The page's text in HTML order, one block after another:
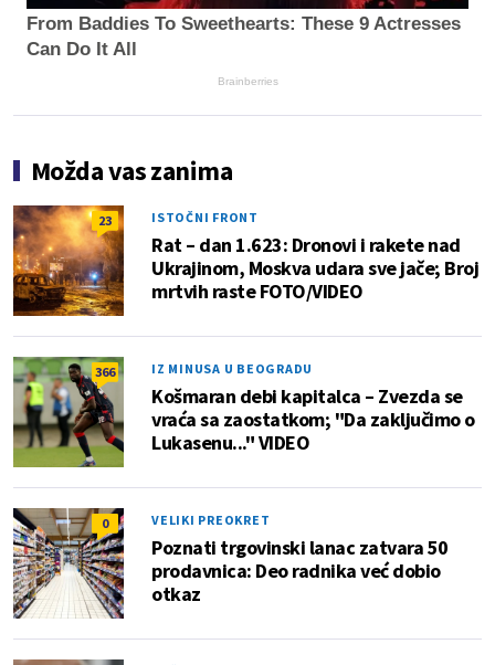
From Baddies To Sweethearts: These 9 Actresses
Can Do It All
Brainberries
Možda vas zanima
23 ISTOČNI FRONT
Rat – dan 1.623: Dronovi i rakete nad
Ukrajinom, Moskva udara sve jače; Broj
mrtvih raste FOTO/VIDEO
366 IZ MINUSA U BEOGRADU
Košmaran debi kapitalca – Zvezda se
vraća sa zaostatkom; "Da zaključimo o
Lukasenu..." VIDEO
0 VELIKI PREOKRET
Poznati trgovinski lanac zatvara 50
prodavnica: Deo radnika već dobio
otkaz